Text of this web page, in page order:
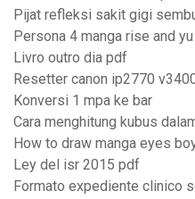
Pijat refleksi sakit gigi
Persona 4 manga rise and yu
Livro outro dia pdf
Resetter canon ip2770
Konversi 1 mpa ke bar
Cara menghitung kubus
How to draw manga eyes
Ley del isr 2015 pdf
Formato expediente clinico